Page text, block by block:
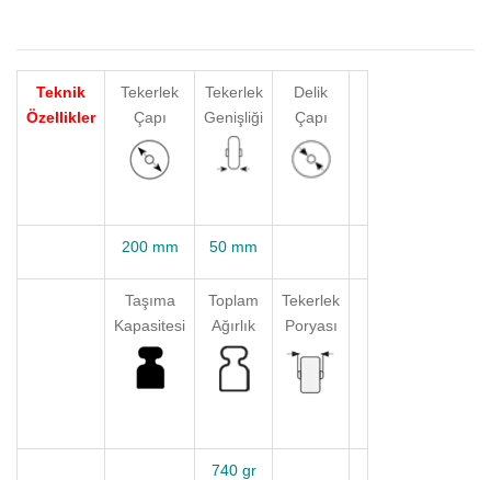
Teknik
Özellikler
Tekerlek
Çapı
Tekerlek
Genişliği
Delik
Çapı
200 mm 50 mm
Taşıma
Kapasitesi
Toplam
Ağırlık
Tekerlek
Poryası
740 gr